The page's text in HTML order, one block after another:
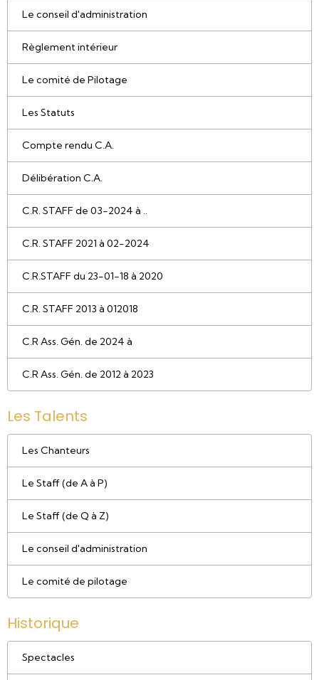
Le conseil d'administration
Règlement intérieur
Le comité de Pilotage
Les Statuts
Compte rendu C.A.
Délibération C.A.
C.R. STAFF de 03-2024 à ..
C.R. STAFF 2021 à 02-2024
C.R.STAFF du 23-01-18 à 2020
C.R. STAFF 2013 à 012018
C.R Ass. Gén. de 2024 à
C.R Ass. Gén. de 2012 à 2023
Les Talents
Les Chanteurs
Le Staff (de A à P)
Le Staff (de Q à Z)
Le conseil d'administration
Le comité de pilotage
Historique
Spectacles